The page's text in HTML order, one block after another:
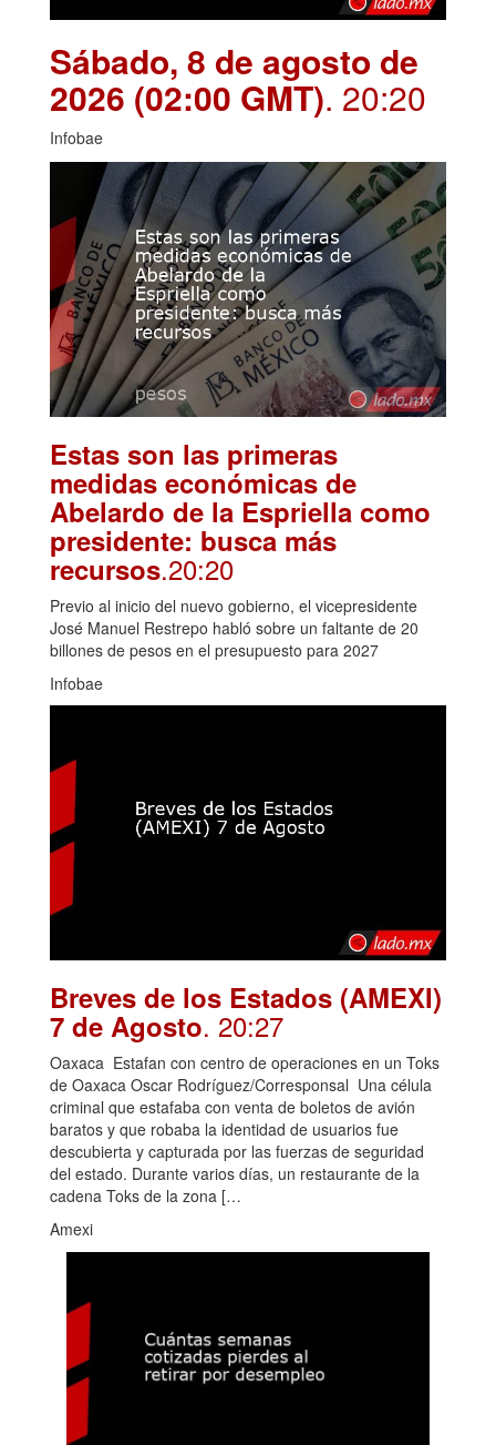
Sábado, 8 de agosto de
2026 (02:00 GMT). 20:20
Infobae
Estas son las primeras
medidas económicas de
Abelardo de la Espriella como
presidente: busca más
recursos.20:20
Previo al inicio del nuevo gobierno, el vicepresidente
José Manuel Restrepo habló sobre un faltante de 20
billones de pesos en el presupuesto para 2027
Infobae
Breves de los Estados (AMEXI)
7 de Agosto. 20:27
Oaxaca Estafan con centro de operaciones en un Toks
de Oaxaca Oscar Rodríguez/Corresponsal Una célula
criminal que estafaba con venta de boletos de avión
baratos y que robaba la identidad de usuarios fue
descubierta y capturada por las fuerzas de seguridad
del estado. Durante varios días, un restaurante de la
cadena Toks de la zona […
Amexi